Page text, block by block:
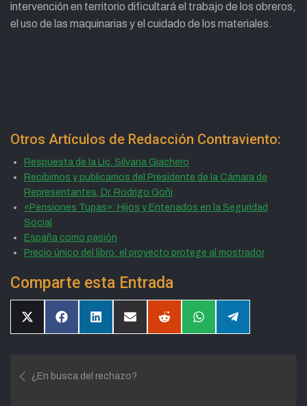
intervención en territorio dificultará el trabajo de los obreros,
el uso de las maquinarias y el cuidado de los materiales.
Otros Artículos de Redacción Contraviento:
Respuesta de la Lic. Silvana Giachero
Recibimos y publicamos del Presidente de la Cámara de
Representantes, Dr. Rodrigo Goñi
«Pensiones Tupas»: Hijos y Entenados en la Seguridad
Social
España como pasión
Precio único del libro: el proyecto protege al mostrador
Comparte esta Entrada
CompartirCompartirCompartirCompartirCompartirCompartirCompartir
de
¿En busca del rechazo?